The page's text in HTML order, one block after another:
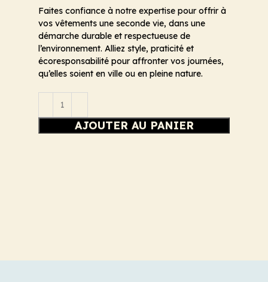
Faites confiance à notre expertise pour offrir à
vos vêtements une seconde vie, dans une
démarche durable et respectueuse de
l’environnement. Alliez style, praticité et
écoresponsabilité pour affronter vos journées,
qu’elles soient en ville ou en pleine nature.
AJOUTER AU PANIER